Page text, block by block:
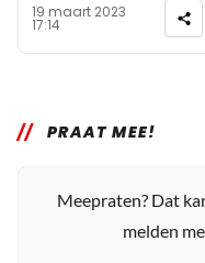
19 maart 2023
17:14
PRAAT MEE!
Meepraten? Dat
melden